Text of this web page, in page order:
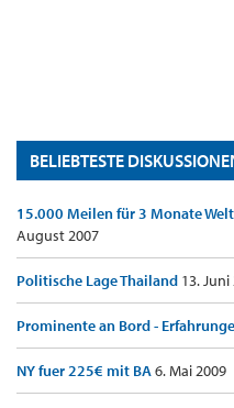
BELIEBTESTE
15.000 Meilen für 3 Monate
August 2007
Politische Lage Thailand 13. Juni
Prominente an Bord -
NY fuer 225€ mit BA6. Mai 2009